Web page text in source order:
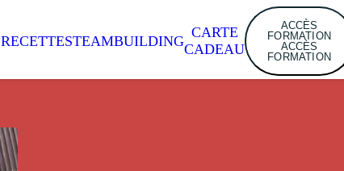
RECETTESTEAMBUILDING
CARTE
CADEAU
ACCÈS
FORMATION
ACCÈS
FORMATION